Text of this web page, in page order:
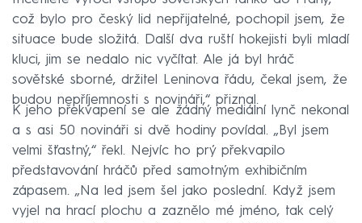
což bylo pro český lid nepřijatelné, pochopil jsem, že
situace bude složitá. Další dva ruští hokejisti byli mladí
kluci, jim se nedalo nic vyčítat. Ale já byl hráč
sovětské sborné, držitel Leninova řádu, čekal jsem, že
budou nepříjemnosti s novináři,“ přiznal.
K jeho překvapení se ale žádný mediální lynč nekonal
a s asi 50 novináři si dvě hodiny povídal. „Byl jsem
velmi šťastný,“ řekl. Nejvíc ho prý překvapilo
představování hráčů před samotným exhibičním
zápasem. „Na led jsem šel jako poslední. Když jsem
vyjel na hrací plochu a zaznělo mé jméno, tak celý